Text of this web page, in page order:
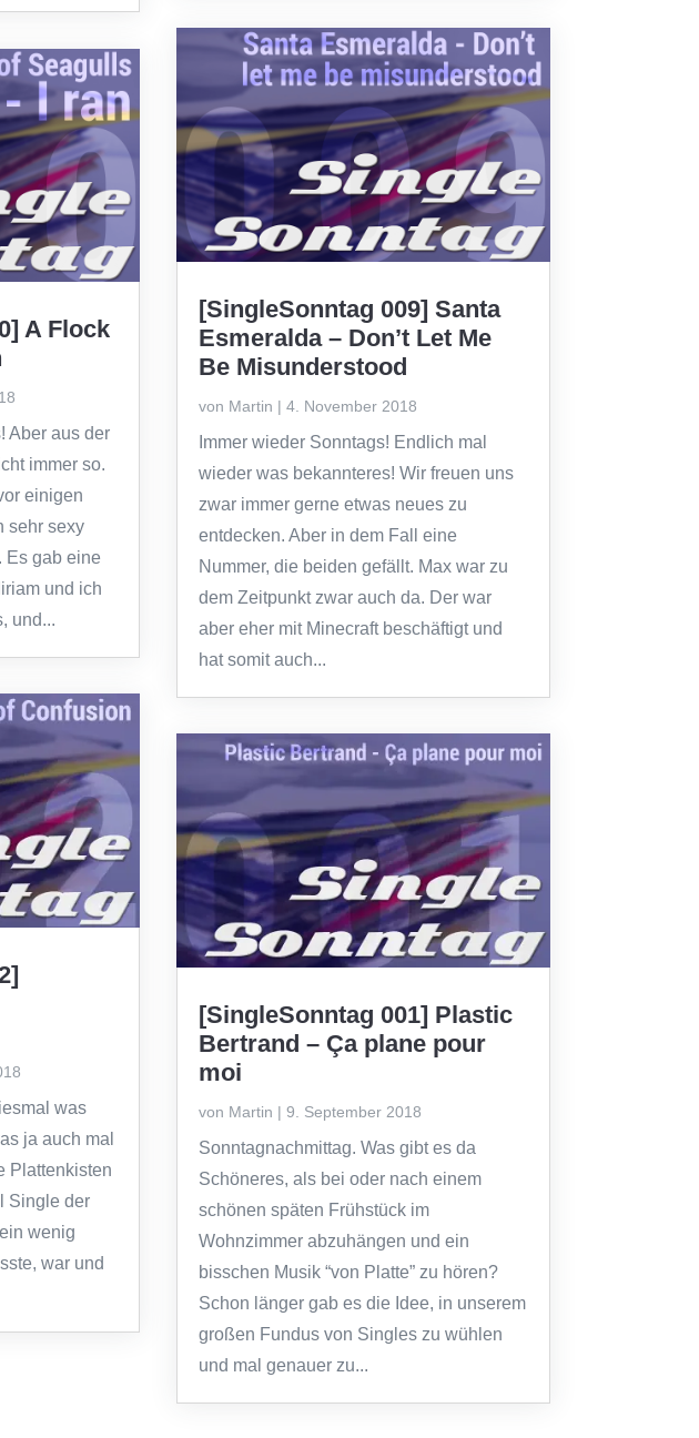
A Flock
Aber aus der
immer so.
einigen
sehr sexy
Es gab eine
und ich
und...
was
ja auch mal
Plattenkisten
Single der
wenig
war und
[SingleSonntag 009] Santa
Esmeralda – Don’t Let Me
Be Misunderstood
von Martin | 4. November 2018
Immer wieder Sonntags! Endlich mal
wieder was bekannteres! Wir freuen uns
zwar immer gerne etwas neues zu
entdecken. Aber in dem Fall eine
Nummer, die beiden gefällt. Max war zu
dem Zeitpunkt zwar auch da. Der war
aber eher mit Minecraft beschäftigt und
hat somit auch...
[SingleSonntag 001] Plastic
Bertrand – Ça plane pour
moi
von Martin | 9. September 2018
Sonntagnachmittag. Was gibt es da
Schöneres, als bei oder nach einem
schönen späten Frühstück im
Wohnzimmer abzuhängen und ein
bisschen Musik “von Platte” zu hören?
Schon länger gab es die Idee, in unserem
großen Fundus von Singles zu wühlen
und mal genauer zu...